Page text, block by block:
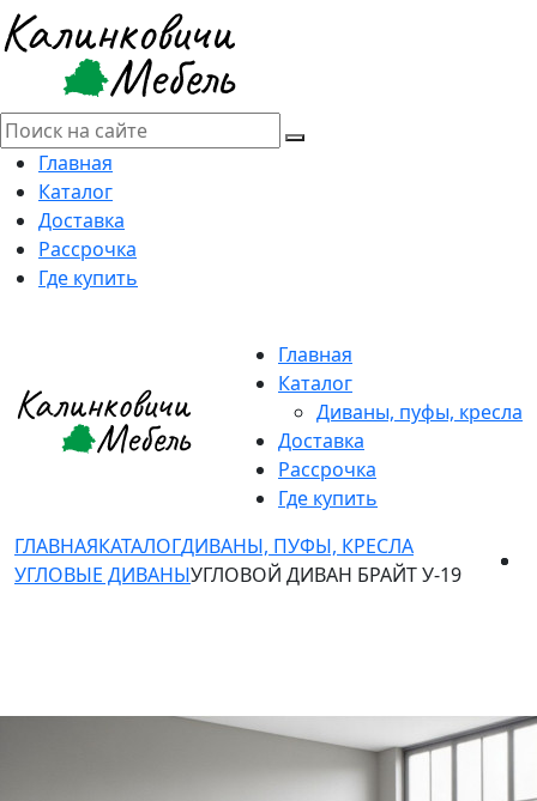
Главная
Каталог
Доставка
Рассрочка
Где купить
Главная
Каталог
Диваны, пуфы, кресла
Доставка
Рассрочка
Где купить
ГЛАВНАЯКАТАЛОГДИВАНЫ, ПУФЫ, КРЕСЛА
УГЛОВЫЕ ДИВАНЫУГЛОВОЙ ДИВАН БРАЙТ У-19